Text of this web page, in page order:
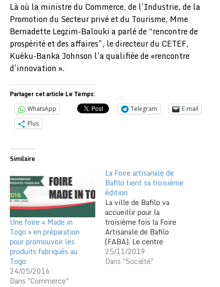
Là où la ministre du Commerce, de l’Industrie, de la
Promotion du Secteur privé et du Tourisme, Mme
Bernadette Legzim-Balouki a parlé de “rencontre de
prospérité et des affaires”, le directeur du CETEF,
Kuéku-Banka Johnson l’a qualifiée de «rencontre
d’innovation ».
Partager cet article Le Temps:
WhatsApp Telegram
E-mail
Plus
Similaire
Une foire « Made in
Togo » en préparation
pour promouvoir les
produits fabriqués au
Togo
24/05/2016
Dans "Commerce"
La Foire artisanale de
Bafilo tient sa troisième
édition
La ville de Bafilo va
accueillir pour la
troisième fois la Foire
Artisanale de Bafilo
(FABA). Le centre
culturel de Bafilo a servi
de cadre pour l’annonce
25/11/2019
Dans "Société"